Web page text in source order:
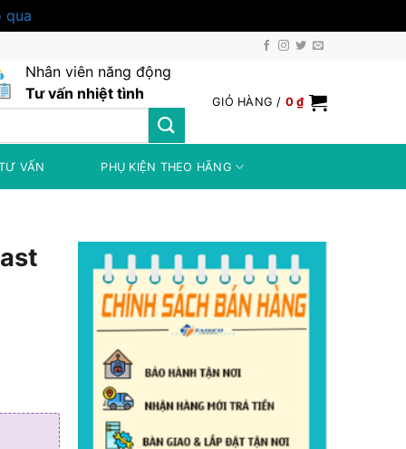
qua
Nhân viên năng động
Tư vấn nhiệt tình
GIỎ HÀNG / 0₫
VẤN PHỤ KIỆN THEO HÃNG